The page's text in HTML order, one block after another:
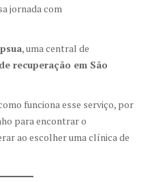
jornada com
, uma central de
recuperação em São
funciona esse serviço, por
para encontrar o
ao escolher uma clínica de